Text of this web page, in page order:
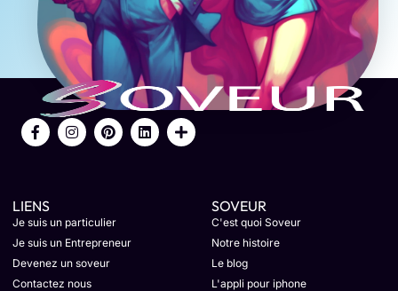
LIENS
Je suis un particulier
Je suis un Entrepreneur
Devenez un soveur
Contactez nous
SOVEUR
C'est quoi Soveur
Notre histoire
Le blog
L'appli pour iphone